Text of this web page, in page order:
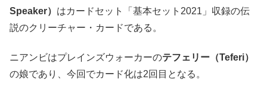
Speaker） はカードセット「基本セット2021」収録の伝
説のクリーチャー・カードである。
ニアンビはプレインズウォーカーのテフェリー（Teferi）
の娘であり、今回でカード化は2回目となる。